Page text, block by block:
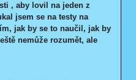
, aby lovil na jeden z
jsem se na testy na
jak by se to naučil, jak by
nemůže rozumět, ale